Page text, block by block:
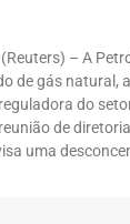
(Reuters) – A
de gás natural,
do
de
uma